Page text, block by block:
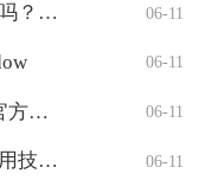
WPS个人免费版功能全解析：够用吗？适合 06-11
06-11
WPS会员免费领取终极攻略：8个官方认证 06-11
WPS字体库免费下载教程：一键使用技巧与 06-11